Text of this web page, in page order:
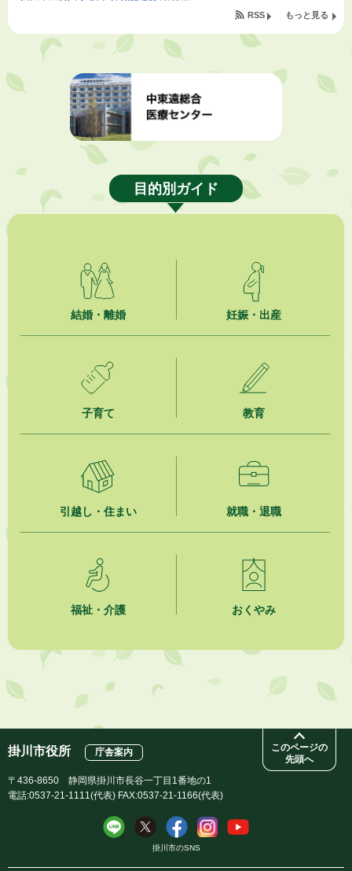
2026年8月4日
【日本DX大賞2026】ポスターセッション最優秀賞を受賞しました！
2026年8月4日
市民の勇気ある応急手当に感謝状を贈呈しました
2026年8月4日
夏季休暇期間 開業医等診療予定
2026年8月3日
「水道カルテ」の公表について
【参加者募集】プロ棋士から学ぼう！はじめての将棋教室
「かけがわ手話動画」で手話を学ぼう！
市民活動カレンダー（リスト形式）
今月の広報かけがわ
市議会だより 第100号 (令和8年8月1日発行)を掲載しました
人材育成講座 かけがわまちづくりラボ2026
もっと見る
RSS
目的別ガイド
結婚・離婚 妊娠・出産
子育て 教育
引越し・住まい 就職・退職
福祉・介護 おくやみ
このページの
先頭へ
掛川市役所 庁舎案内
〒436-8650 静岡県掛川市長谷一丁目1番地の1
電話:0537-21-1111(代表) FAX:0537-21-1166(代表)
掛川市のSNS